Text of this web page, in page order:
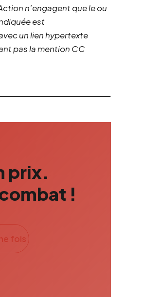
n’engagent que le ou
est
un lien hypertexte
pas la mention CC
prix.
!
fois